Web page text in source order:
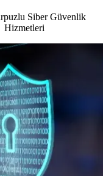
Siber Güvenlik
Hizmetleri